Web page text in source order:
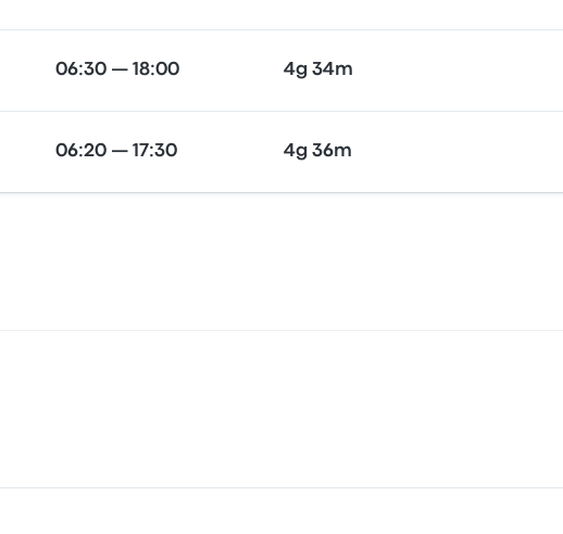
06:30 — 18:00 4g 34m
06:20 — 17:30 4g 36m